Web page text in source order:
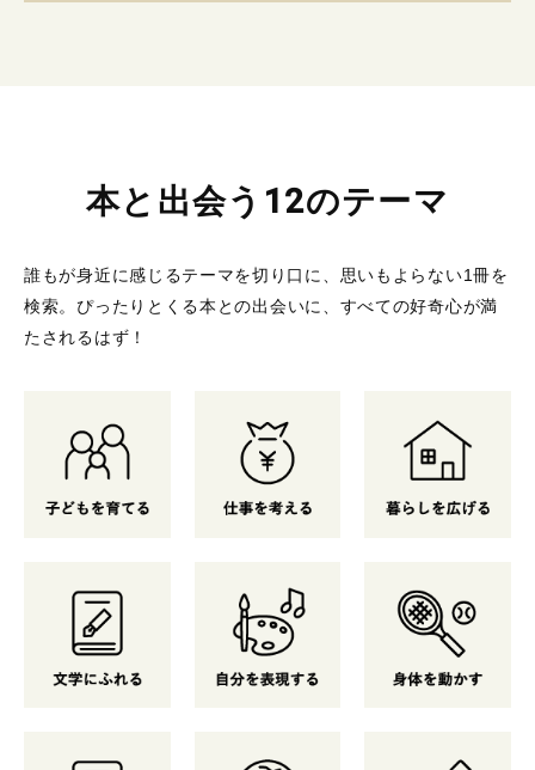
本と出会う12のテーマ
誰もが身近に感じるテーマを切り口に、思いもよらない1冊を
検索。 ぴったりとくる本との出会いに、すべての好奇心が満
たされるはず！